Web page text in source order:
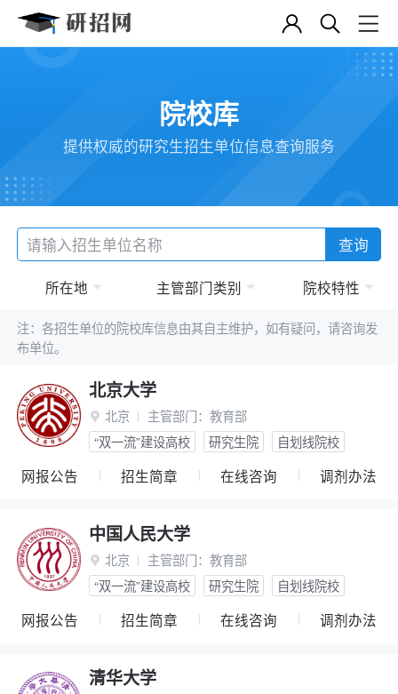
院校库
提供权威的研究生招生单位信息查询服务
查询
所在地 主管部门类别 院校特性
注：各招生单位的院校库信息由其自主维护，如有疑问，请咨询发
布单位。
北京大学
 北京 主管部门： 教育部
“双一流”建设高校
研究生院 自划线院校
网报公告 招生简章 在线咨询 调剂办法
中国人民大学
 北京 主管部门： 教育部
“双一流”建设高校
研究生院 自划线院校
网报公告 招生简章 在线咨询 调剂办法
清华大学